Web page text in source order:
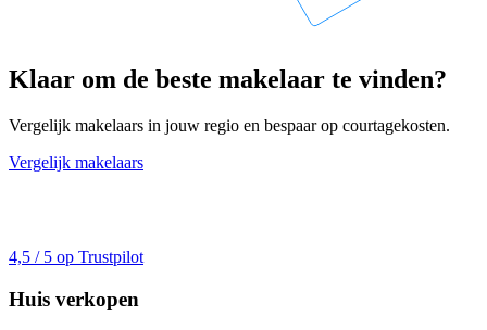
Klaar om de beste makelaar te vinden?
Vergelijk makelaars in jouw regio en bespaar op courtagekosten.
Vergelijk makelaars
4,5 / 5 op Trustpilot
Huis verkopen